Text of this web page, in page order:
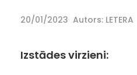
20/01/2023 Autors: LETERA
Izstādes virzieni: